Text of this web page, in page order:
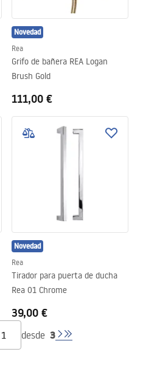
Novedad
Rea
Grifo de bañera REA Logan
Brush Gold
111,00 €
Novedad
Rea
Tirador para puerta de ducha
Rea 01 Chrome
39,00 €
desde 3